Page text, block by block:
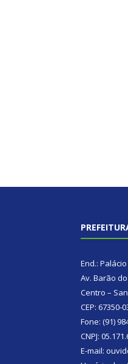
End.:
Av. Barão
Centro –
CEP: 67350-
Fone: (91)
CNPJ:
E-mail: